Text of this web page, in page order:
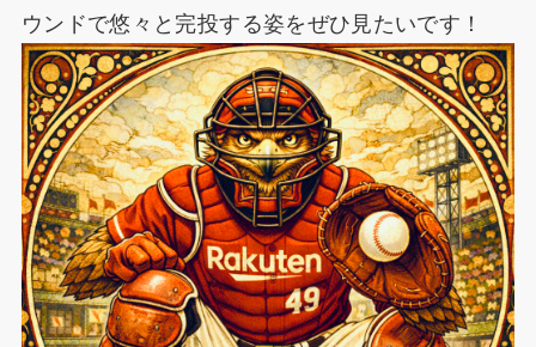
ウンドで悠々と完投する姿をぜひ見たいです！